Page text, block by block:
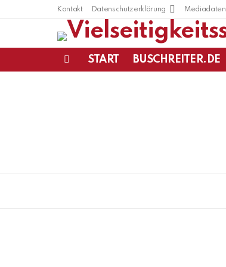
Kontakt Datenschutzerklärung Mediadaten
START BUSCHREITER.DE